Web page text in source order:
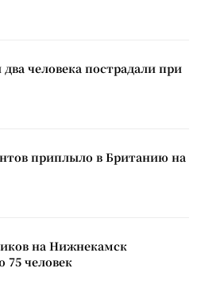
человека пострадали при
приплыло в Британию на
на Нижнекамск
человек